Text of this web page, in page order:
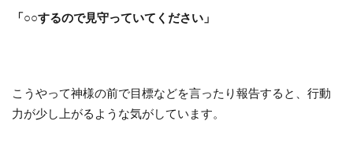
「○○するので見守っていてください」
こうやって神様の前で目標などを言ったり報告すると、行動
力が少し上がるような気がしています。